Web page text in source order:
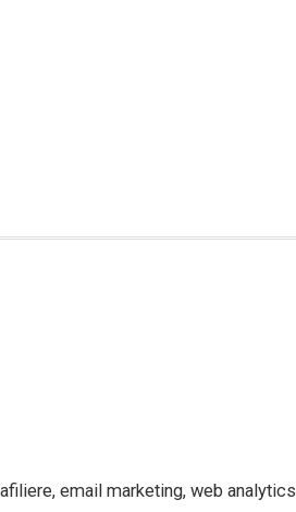
email marketing, web analytics